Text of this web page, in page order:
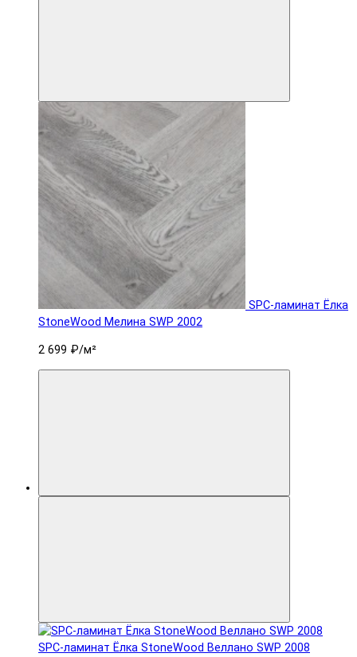
SPC-ламинат Ëлка
StoneWood Мелина SWP 2002
2 699 ₽/м²
SPC-ламинат Ëлка StoneWood Веллано SWP 2008